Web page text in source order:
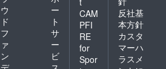
ウ
ド
フ
ァ
ン
ー
ト
サ
ー
ビ
CAM
PFI
RE
for
Spor
反社基
本方針
カスタ
マーハ
ラスメ